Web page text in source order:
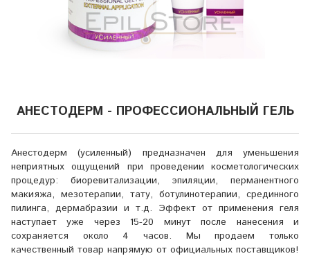
АНЕСТОДЕРМ - ПРОФЕССИОНАЛЬНЫЙ ГЕЛЬ
Анестодерм (усиленный) предназначен для уменьшения
неприятных ощущений при проведении косметологических
процедур: биоревитализации, эпиляции, перманентного
макияжа, мезотерапии, тату, ботулинотерапии, срединного
пилинга, дермабразии и т.д. Эффект от применения геля
наступает уже через 15-20 минут после нанесения и
сохраняется около 4 часов. Мы продаем только
качественный товар напрямую от официальных поставщиков!